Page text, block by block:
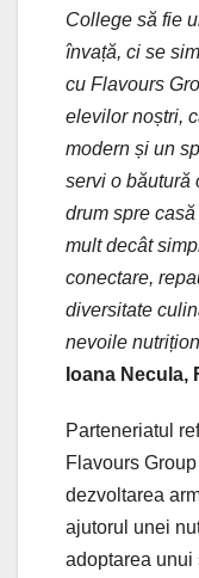
College să fie
învață, ci se
cu Flavours
elevilor noștri,
modern și un
servi o băutură
drum spre
mult decât
conectare,
diversitate
nevoile
Ioana Necula,
Parteneriatul
Flavours
dezvoltarea
ajutorul unei
adoptarea unui